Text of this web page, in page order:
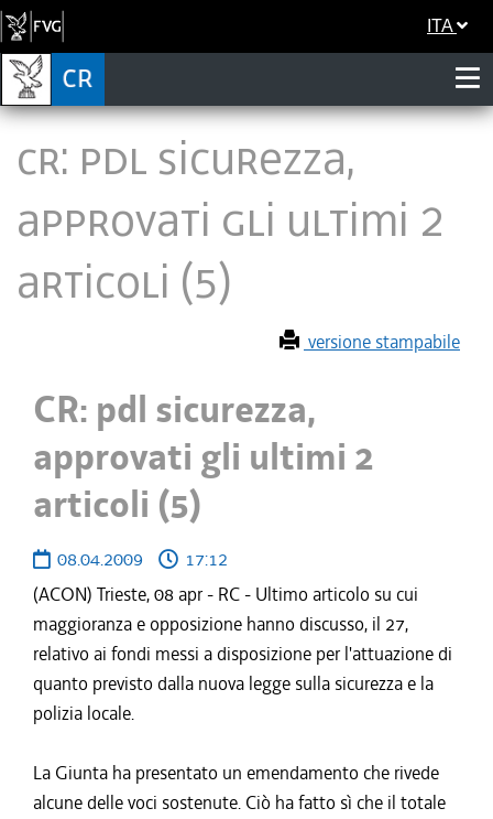
ITA
CR: pdl sicurezza,
approvati gli ultimi 2
articoli (5)
versione stampabile
CR: pdl sicurezza,
approvati gli ultimi 2
articoli (5)
08.04.2009
17:12
(ACON) Trieste, 08 apr - RC - Ultimo articolo su cui
maggioranza e opposizione hanno discusso, il 27,
relativo ai fondi messi a disposizione per l'attuazione di
quanto previsto dalla nuova legge sulla sicurezza e la
polizia locale.
La Giunta ha presentato un emendamento che rivede
alcune delle voci sostenute. Ciò ha fatto sì che il totale